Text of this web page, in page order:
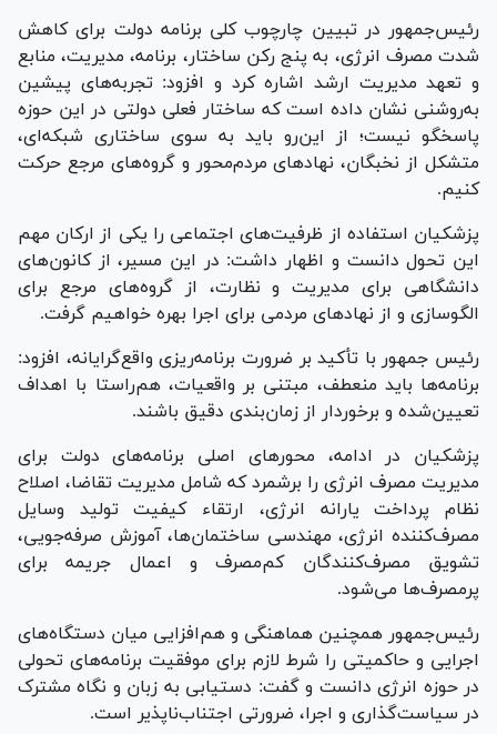
رئیس‌جمهور در تبیین چارچوب کلی برنامه دولت برای کاهش
شدت مصرف انرژی، به پنج رکن ساختار، برنامه، مدیریت، منابع
و تعهد مدیریت ارشد اشاره کرد و افزود: تجربه‌های پیشین
به‌روشنی نشان داده است که ساختار فعلی دولتی در این حوزه
پاسخگو نیست؛ از این‌رو باید به سوی ساختاری شبکه‌ای،
متشکل از نخبگان، نهاد‌های مردم‌محور و گروه‌های مرجع حرکت
کنیم.
پزشکیان استفاده از ظرفیت‌های اجتماعی را یکی از ارکان مهم
این تحول دانست و اظهار داشت: در این مسیر، از کانون‌های
دانشگاهی برای مدیریت و نظارت، از گروه‌های مرجع برای
الگوسازی و از نهاد‌های مردمی برای اجرا بهره خواهیم گرفت.
رئیس جمهور با تأکید بر ضرورت برنامه‌ریزی واقع‌گرایانه، افزود:
برنامه‌ها باید منعطف، مبتنی بر واقعیات، هم‌راستا با اهداف
تعیین‌شده و برخوردار از زمان‌بندی دقیق باشند.
پزشکیان در ادامه، محور‌های اصلی برنامه‌های دولت برای
مدیریت مصرف انرژی را برشمرد که شامل مدیریت تقاضا، اصلاح
نظام پرداخت یارانه انرژی، ارتقاء کیفیت تولید وسایل
مصرف‌کننده انرژی، مهندسی ساختمان‌ها، آموزش صرفه‌جویی،
تشویق مصرف‌کنندگان کم‌مصرف و اعمال جریمه برای
پرمصرف‌ها می‌شود.
رئیس‌جمهور همچنین هماهنگی و هم‌افزایی میان دستگاه‌های
اجرایی و حاکمیتی را شرط لازم برای موفقیت برنامه‌های تحولی
در حوزه انرژی دانست و گفت: دستیابی به زبان و نگاه مشترک
در سیاست‌گذاری و اجرا، ضرورتی اجتناب‌ناپذیر است.